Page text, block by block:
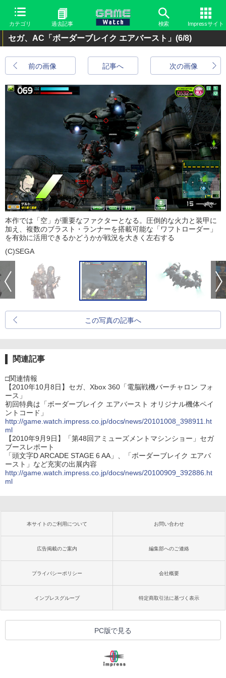
カテゴリ 過去記事 検索 Impressサイト
セガ、AC「ボーダーブレイク エアバースト」 (6/8)
前の画像 次の画像
記事へ
本作では「空」が重要なファクターとなる。圧倒的な火力と装甲に
加え、複数のブラスト・ランナーを搭載可能な「ワフトローダー」
を有効に活用できるかどうかが戦況を大きく左右する
(C)SEGA
この写真の記事へ
関連記事
□関連情報
【2010年10月8日】セガ、Xbox 360「電脳戦機バーチャロン フォ
ース」
初回特典は「ボーダーブレイク エアバースト オリジナル機体ペイ
ントコード」
http://game.watch.impress.co.jp/docs/news/20101008_398911.ht
ml
【2010年9月9日】「第48回アミューズメントマシンショー」セガ
ブースレポート
「頭文字D ARCADE STAGE 6 AA」、「ボーダーブレイク エアバ
ースト」など充実の出展内容
http://game.watch.impress.co.jp/docs/news/20100909_392886.ht
ml
本サイトのご利用について お問い合わせ
広告掲載のご案内 編集部へのご連絡
プライバシーポリシー 会社概要
インプレスグループ 特定商取引法に基づく表示
PC版で見る